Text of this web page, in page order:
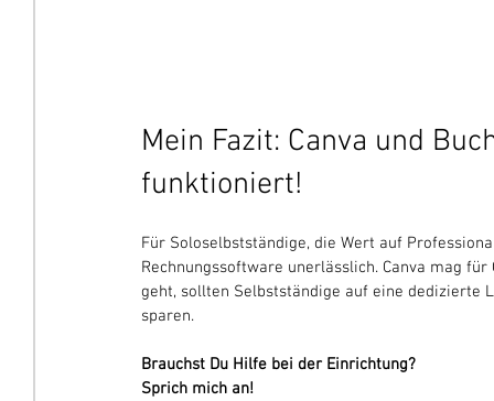
Mein Fazit: Canva und
funktioniert!
Für Soloselbstständige, die Wert auf
Rechnungssoftware unerlässlich. Canva mag
geht, sollten Selbstständige auf eine dedizierte
sparen.
Brauchst Du Hilfe bei der Einrichtung?
Sprich mich an!